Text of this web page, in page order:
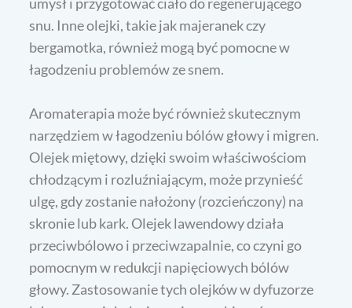
snu. Inne olejki, takie jak majeranek czy
bergamotka, również mogą być pomocne w
łagodzeniu problemów ze snem.
Aromaterapia może być również skutecznym
narzędziem w łagodzeniu bólów głowy i migren.
Olejek miętowy, dzięki swoim właściwościom
chłodzącym i rozluźniającym, może przynieść
ulgę, gdy zostanie nałożony (rozcieńczony) na
skronie lub kark. Olejek lawendowy działa
przeciwbólowo i przeciwzapalnie, co czyni go
pomocnym w redukcji napięciowych bólów
głowy. Zastosowanie tych olejków w dyfuzorze